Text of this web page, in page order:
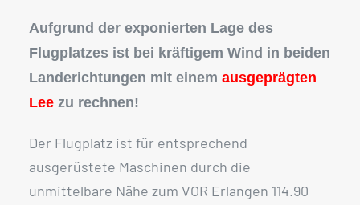
Aufgrund der exponierten Lage des
Flugplatzes ist bei kräftigem Wind in beiden
Landerichtungen mit einem ausgeprägten
Leezu rechnen!
Der Flugplatz ist für entsprechend
ausgerüstete Maschinen durch die
unmittelbare Nähe zum VOR Erlangen 114.90